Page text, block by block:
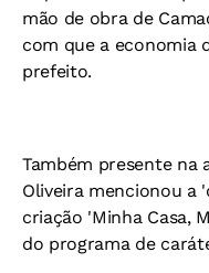
mão de obra de
com que a economia
prefeito.
Também presente na
Oliveira mencionou a
criação 'Minha Casa,
do programa de